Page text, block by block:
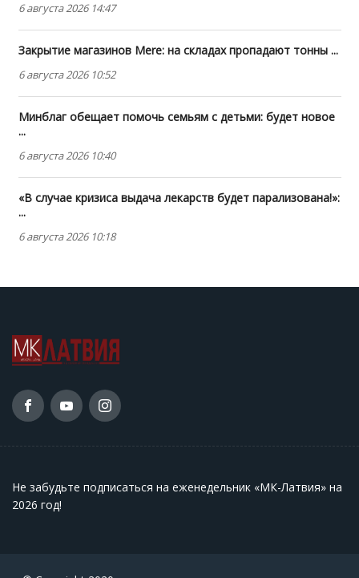
6 августа 2026 14:47
Закрытие магазинов Mere: на складах пропадают тонны ...
6 августа 2026 10:52
Минблаг обещает помочь семьям с детьми: будет новое
...
6 августа 2026 10:40
«В случае кризиса выдача лекарств будет парализована!»:
...
6 августа 2026 10:18
Не забудьте подписаться на еженедельник «МК-Латвия» на
2026 год!